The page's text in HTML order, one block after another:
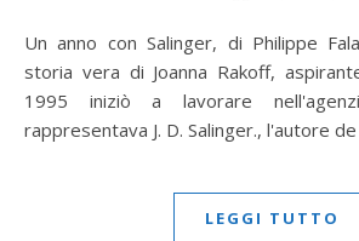
Un anno con Salinger, di Philippe Falardeau, racconta la
storia vera di Joanna Rakoff,
1995 iniziò a lavorare
rappresentava J. D. Salinger., l'autore
LEGGI TUTTO